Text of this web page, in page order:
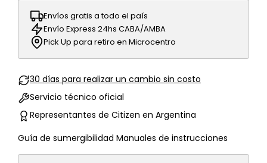
Envíos gratis a todo el país
Envío Express 24hs CABA/AMBA
Pick Up para retiro en Microcentro
30 días para realizar un cambio sin costo
Servicio técnico oficial
Representantes de Citizen en Argentina
Guía de sumergibilidad Manuales de instrucciones